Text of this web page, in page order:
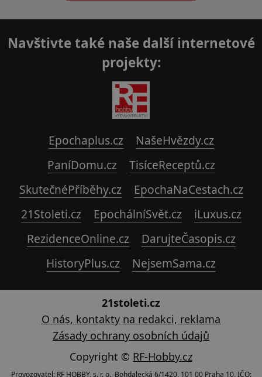
Navštivte také naše další internetové
projekty:
Epochaplus.cz
NašeHvězdy.cz
PaníDomu.cz
TisíceReceptů.cz
SkutečnéPříběhy.cz
EpochaNaCestach.cz
21Stoleti.cz
EpochálníSvět.cz
iLuxus.cz
RezidenceOnline.cz
DarujteČasopis.cz
HistoryPlus.cz
NejsemSama.cz
21stoleti.cz
O nás, kontakty na redakci, reklama
Zásady ochrany osobních údajů
Copyright © RF-Hobby.cz
Provozovatel: RF HOBBY, s. r. o., Bohdalecká 6/1420, 101 00 Praha 10, IČO: